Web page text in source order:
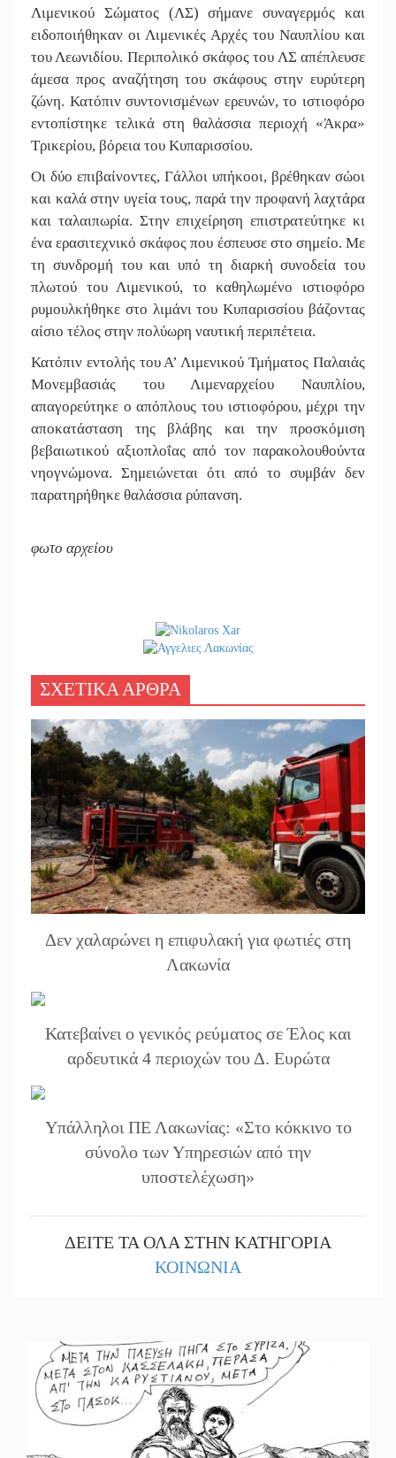
||
|| Στα
||
|| Νεκρή
Λιμενικού Σώματος (ΛΣ) σήμανε συναγερμός και
ειδοποιήθηκαν οι Λιμενικές Αρχές του Ναυπλίου και
του Λεωνιδίου. Περιπολικό σκάφος του ΛΣ απέπλευσε
άμεσα προς αναζήτηση του σκάφους στην ευρύτερη
ζώνη. Κατόπιν συντονισμένων ερευνών, το ιστιοφόρο
εντοπίστηκε τελικά στη θαλάσσια περιοχή «Άκρα»
Τρικερίου, βόρεια του Κυπαρισσίου.
Οι δύο επιβαίνοντες, Γάλλοι υπήκοοι, βρέθηκαν σώοι
και καλά στην υγεία τους, παρά την προφανή λαχτάρα
και ταλαιπωρία. Στην επιχείρηση επιστρατεύτηκε κι
ένα ερασιτεχνικό σκάφος που έσπευσε στο σημείο. Με
τη συνδρομή του και υπό τη διαρκή συνοδεία του
πλωτού του Λιμενικού, το καθηλωμένο ιστιοφόρο
ρυμουλκήθηκε στο λιμάνι του Κυπαρισσίου βάζοντας
αίσιο τέλος στην πολύωρη ναυτική περιπέτεια.
Κατόπιν εντολής του Α’ Λιμενικού Τμήματος Παλαιάς
Μονεμβασιάς του Λιμεναρχείου Ναυπλίου,
απαγορεύτηκε ο απόπλους του ιστιοφόρου, μέχρι την
αποκατάσταση της βλάβης και την προσκόμιση
βεβαιωτικού αξιοπλοΐας από τον παρακολουθούντα
νηογνώμονα. Σημειώνεται ότι από το συμβάν δεν
παρατηρήθηκε θαλάσσια ρύπανση.
φωτο αρχείου
ΣΧΕΤΙΚΑ ΑΡΘΡΑ
Δεν χαλαρώνει η επιφυλακή για φωτιές στη
Λακωνία
Κατεβαίνει ο γενικός ρεύματος σε Έλος και
αρδευτικά 4 περιοχών του Δ. Ευρώτα
Υπάλληλοι ΠΕ Λακωνίας: «Στο κόκκινο το
σύνολο των Υπηρεσιών από την
υποστελέχωση»
ΔΕΙΤΕ ΤΑ ΟΛΑ ΣΤΗΝ ΚΑΤΗΓΟΡΙΑ
ΚΟΙΝΩΝΙΑ